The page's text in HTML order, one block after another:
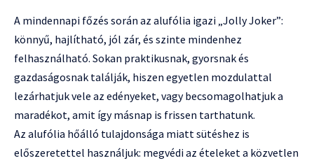
A mindennapi főzés során az alufólia igazi „Jolly Joker”:
könnyű, hajlítható, jól zár, és szinte mindenhez
felhasználható. Sokan praktikusnak, gyorsnak és
gazdaságosnak találják, hiszen egyetlen mozdulattal
lezárhatjuk vele az edényeket, vagy becsomagolhatjuk a
maradékot, amit így másnap is frissen tarthatunk.
Az alufólia hőálló tulajdonsága miatt sütéshez is
előszeretettel használjuk: megvédi az ételeket a közvetlen